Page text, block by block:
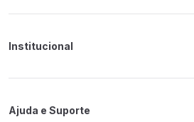
Endereço de Entrega
Institucional
Politica de Privacidade
Ajuda e Suporte